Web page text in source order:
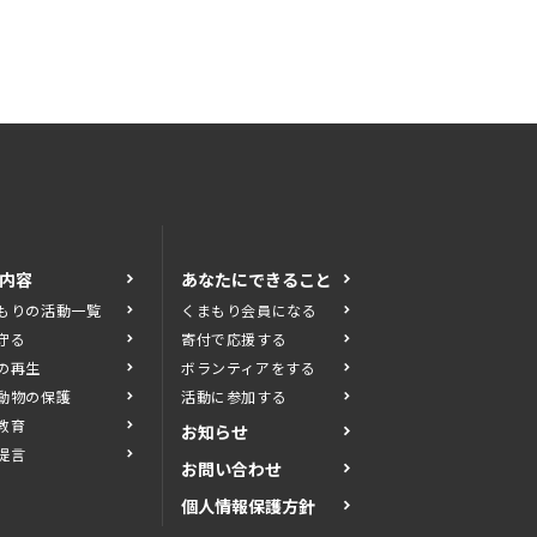
容
りの活動一覧
る
再生
物の保護
育
言
あなたにできること
くまもり会員になる
寄付で応援する
ボランティアをする
活動に参加する
お知らせ
お問い合わせ
個人情報保護方針